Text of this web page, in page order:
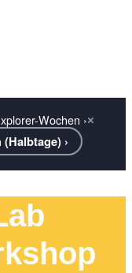
Wochen ›
›
×